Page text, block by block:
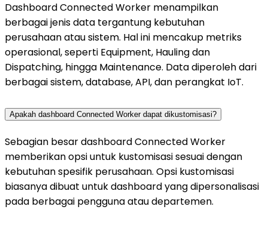
Dashboard Connected Worker menampilkan
berbagai jenis data tergantung kebutuhan
perusahaan atau sistem. Hal ini mencakup metriks
operasional, seperti Equipment, Hauling dan
Dispatching, hingga Maintenance. Data diperoleh dari
berbagai sistem, database, API, dan perangkat IoT.
Apakah dashboard Connected Worker dapat dikustomisasi?
Sebagian besar dashboard Connected Worker
memberikan opsi untuk kustomisasi sesuai dengan
kebutuhan spesifik perusahaan. Opsi kustomisasi
biasanya dibuat untuk dashboard yang dipersonalisasi
pada berbagai pengguna atau departemen.